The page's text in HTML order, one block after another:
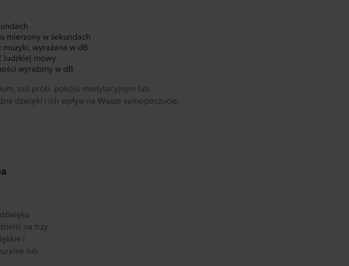
mierzony w sekundach
wyrażana w dB
ludzkiej mowy
wyrażany w dB
sali prób, pokoju medytacyjnym lub
dźwięki i ich wpływ na Wasze samopoczucie.
na trzy
i
lub